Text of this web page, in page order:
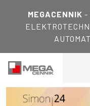
MEGACENNIK -